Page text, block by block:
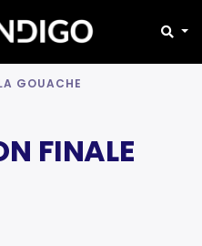
GOUACHE
FINALE